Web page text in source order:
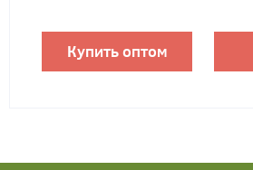
Купить оптом